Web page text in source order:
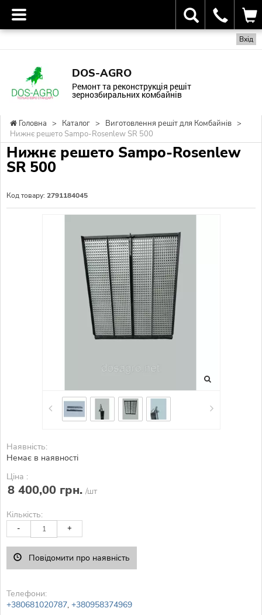
Вхід
DOS-AGRO
Ремонт та реконструкція решіт
зернозбиральних комбайнів
Головна > Каталог > Виготовлення решіт для Комбайнів >
Нижнє решето Sampo-Rosenlew SR 500
Нижнє решето Sampo-Rosenlew
SR 500
Код товару: 2791184045
Наявність:
Немає в наявності
Ціна :
8 400,00 грн. /шт
Кількість:
- +
Повідомити про наявність
Телефони:
+380681020787, +380958374969